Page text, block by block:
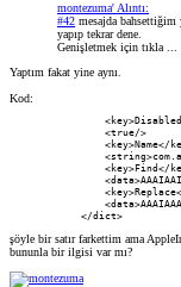
montezuma' Alıntı:
#42 mesajda
yapıp tekrar dene.
Genişletmek için tıkla ...
Yaptım fakat yine aynı.
Kod:
                <true/>
<key>Name</
<key>Find</
            </dict>
şöyle bir satır farkettim ama
bununla bir ilgisi var mı?